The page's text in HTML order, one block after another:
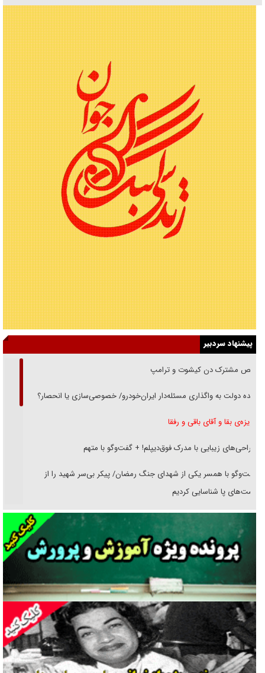
پیشنهاد سردبیر
رقص مشترک دن کیشوت و ترامپ
دنده دولت به واگذاری مسئله‌دار ایران‌خودرو/ خصوصی‌سازی یا انحصار؟
غریزه‌ی بقا و آقای باقی و رفقا
جراحی‌های زیبایی با مدرک فوق‌دیپلم! + گفت‌وگو با متهم
گفت‌وگو با همسر یکی از شهدای جنگ رمضان/ پیکر بی‌سر شهید را از
انگشت‌های پا شناسایی کردیم
نسلی که آنلاین الگو می‌گیرد
گفت‌وگو با آیت‌الله جاودان/ جفای مخالفان مکانت معنوی رهبر شهید را
ارتقا می‌داد
راننده مست به قانون می‌خندد
همه آقای دوربینی شده‌ایم!
قصه ناتمام سرویس مدارس
آیا مقاومت فلسطین خلع‌سلاح می‌شود؟